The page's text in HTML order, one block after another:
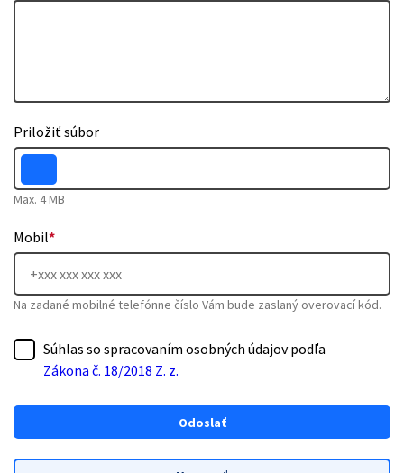
Priložiť súbor
Max. 4 MB
Mobil*
Na zadané mobilné telefónne číslo Vám bude zaslaný overovací kód.
Súhlas so spracovaním osobných údajov podľa
Zákona č. 18/2018 Z. z.